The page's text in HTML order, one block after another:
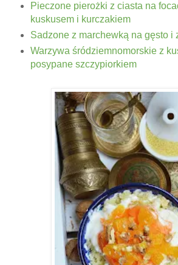
Pieczone pierożki z ciasta na
kuskusem i kurczakiem
Sadzone z marchewką na gęsto i
Warzywa śródziemnomorskie z
posypane szczypiorkiem